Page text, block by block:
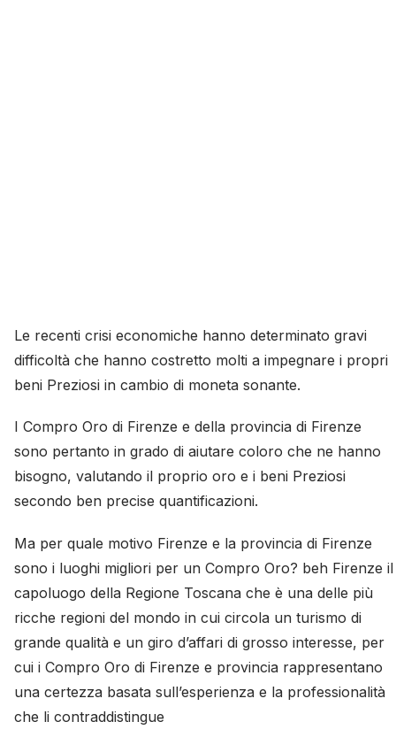
Le recenti crisi economiche hanno determinato gravi
difficoltà che hanno costretto molti a impegnare i propri
beni Preziosi in cambio di moneta sonante.
I Compro Oro di Firenze e della provincia di Firenze
sono pertanto in grado di aiutare coloro che ne hanno
bisogno, valutando il proprio oro e i beni Preziosi
secondo ben precise quantificazioni.
Ma per quale motivo Firenze e la provincia di Firenze
sono i luoghi migliori per un Compro Oro? beh Firenze il
capoluogo della Regione Toscana che è una delle più
ricche regioni del mondo in cui circola un turismo di
grande qualità e un giro d’affari di grosso interesse, per
cui i Compro Oro di Firenze e provincia rappresentano
una certezza basata sull’esperienza e la professionalità
che li contraddistingue